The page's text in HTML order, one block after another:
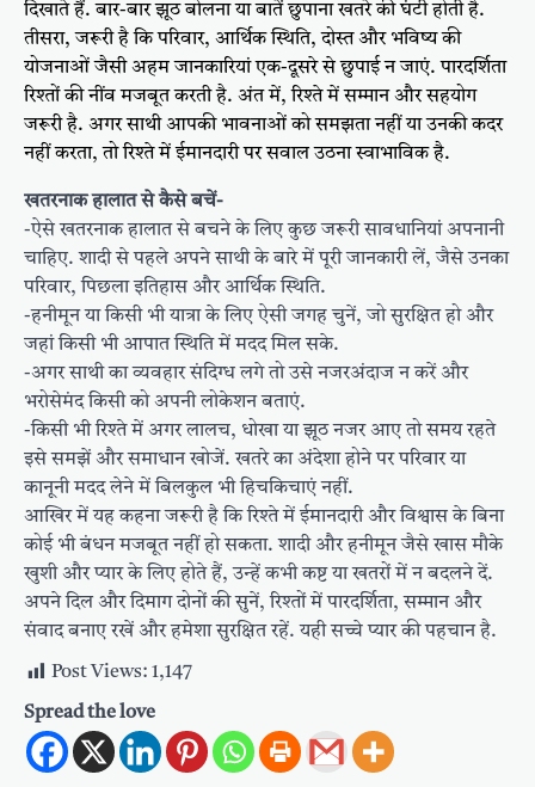
दिखाते हैं. बार-बार झूठ बोलना या बातें छुपाना खतरे की घंटी होती है.
तीसरा, जरूरी है कि परिवार, आर्थिक स्थिति, दोस्त और भविष्य की
योजनाओं जैसी अहम जानकारियां एक-दूसरे से छुपाई न जाएं. पारदर्शिता
रिश्तों की नींव मजबूत करती है. अंत में, रिश्ते में सम्मान और सहयोग
जरूरी है. अगर साथी आपकी भावनाओं को समझता नहीं या उनकी कदर
नहीं करता, तो रिश्ते में ईमानदारी पर सवाल उठना स्वाभाविक है.
खतरनाक हालात से कैसे बचें-
-ऐसे खतरनाक हालात से बचने के लिए कुछ जरूरी सावधानियां अपनानी
चाहिए. शादी से पहले अपने साथी के बारे में पूरी जानकारी लें, जैसे उनका
परिवार, पिछला इतिहास और आर्थिक स्थिति.
-हनीमून या किसी भी यात्रा के लिए ऐसी जगह चुनें, जो सुरक्षित हो और
जहां किसी भी आपात स्थिति में मदद मिल सके.
-अगर साथी का व्यवहार संदिग्ध लगे तो उसे नजरअंदाज न करें और
भरोसेमंद किसी को अपनी लोकेशन बताएं.
-किसी भी रिश्ते में अगर लालच, धोखा या झूठ नजर आए तो समय रहते
इसे समझें और समाधान खोजें. खतरे का अंदेशा होने पर परिवार या
कानूनी मदद लेने में बिलकुल भी हिचकिचाएं नहीं.
आखिर में यह कहना जरूरी है कि रिश्ते में ईमानदारी और विश्वास के बिना
कोई भी बंधन मजबूत नहीं हो सकता. शादी और हनीमून जैसे खास मौके
खुशी और प्यार के लिए होते हैं, उन्हें कभी कष्ट या खतरों में न बदलने दें.
अपने दिल और दिमाग दोनों की सुनें, रिश्तों में पारदर्शिता, सम्मान और
संवाद बनाए रखें और हमेशा सुरक्षित रहें. यही सच्चे प्यार की पहचान है.
Post Views: 1,147
Spread the love